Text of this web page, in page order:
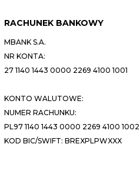
RACHUNEK BANKOWY
MBANK S.A.
NR KONTA:
27 1140 1443 0000 2269 4100 1001
KONTO WALUTOWE:
NUMER RACHUNKU:
PL97 1140 1443 0000 2269 4100 1002
KOD BIC/SWIFT: BREXPLPWXXX